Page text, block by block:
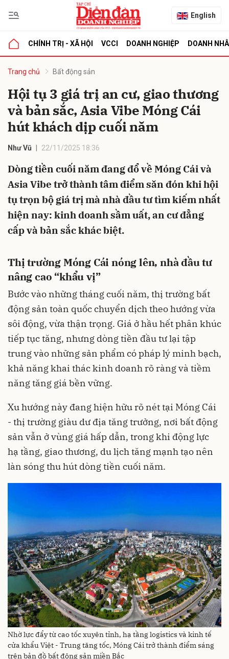
English
CHÍNH TRỊ - XÃ HỘI VCCI DOANH NGHIỆP DOANH
Trang chủ Bất động sản
Hội tụ 3 giá trị an cư, giao thương
và bản sắc, Asia Vibe Móng Cái
hút khách dịp cuối năm
Như Vũ 22/11/2025 18:36
Dòng tiền cuối năm đang đổ về Móng Cái và
Asia Vibe trở thành tâm điểm săn đón khi hội
tụ trọn bộ giá trị mà nhà đầu tư tìm kiếm nhất
hiện nay: kinh doanh sầm uất, an cư đẳng
cấp và bản sắc khác biệt.
Thị trường Móng Cái nóng lên, nhà đầu tư
nâng cao “khẩu vị”
Bước vào những tháng cuối năm, thị trường bất
động sản toàn quốc chuyển dịch theo hướng vừa
sôi động, vừa thận trọng. Giá ở hầu hết phân khúc
tiếp tục tăng, nhưng dòng tiền đầu tư lại tập
trung vào những sản phẩm có pháp lý minh bạch,
khả năng khai thác kinh doanh rõ ràng và tiềm
năng tăng giá bền vững.
Xu hướng này đang hiện hữu rõ nét tại Móng Cái
- thị trường giàu dư địa tăng trưởng, nơi bất động
sản vẫn ở vùng giá hấp dẫn, trong khi động lực
hạ tầng, giao thương, du lịch tăng mạnh tạo nên
làn sóng thu hút dòng tiền cuối năm.
Nhờ lực đẩy từ cao tốc xuyên tỉnh, hạ tầng logistics và kinh tế
cửa khẩu Việt - Trung tăng tốc, Móng Cái trở thành điểm sáng
trên bản đồ bất động sản miền Bắc
luận
Hủy